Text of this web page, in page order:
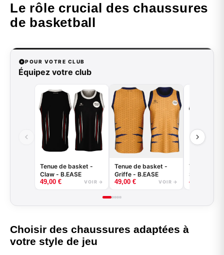
Le rôle crucial des chaussures
de basketball
POUR VOTRE CLUB
Équipez votre club
Tenue de basket -
Claw - B.EASE
49,00 € VOIR →
Tenue de basket -
Griffe - B.EASE
49,00 € VOIR →
Tenue de
Splash -
49,00
Choisir des chaussures adaptées à
votre style de jeu